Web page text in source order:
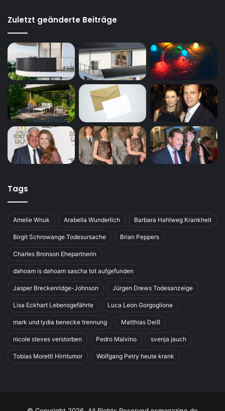
Zuletzt geänderte Beiträge
Tags
Amelie Wnuk Arabella Wunderlich Barbara Hahlweg Krankheit
Birgit Schrowange Todesursache Brian Peppers
Charles Bronson Ehepartnerin
dahoam is dahoam sascha tot aufgefunden
Jasper Breckenridge-Johnson Jürgen Drews Todesanzeige
Lisa Eckhart Lebensgefährte Luca Leon Gorgoglione
mark und lydia benecke trennung Matthias Deiß
nicole steves verstorben Pedro Malvino svenja jauch
Tobias Moretti Hirntumor Wolfgang Petry heute krank